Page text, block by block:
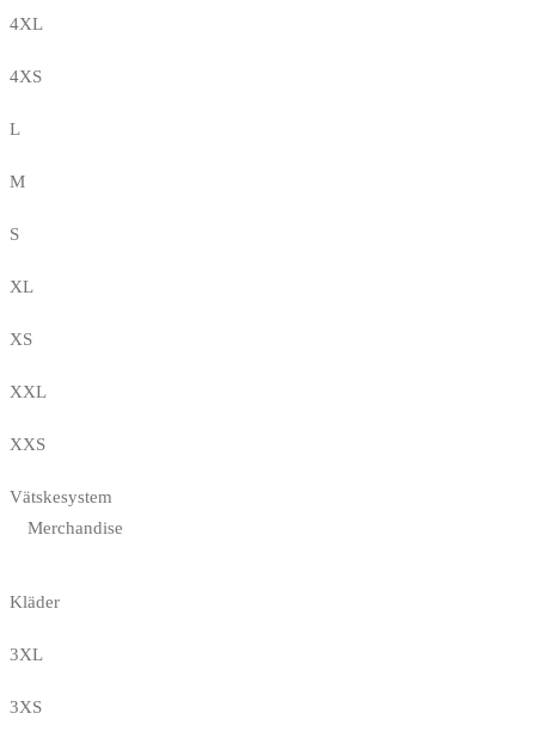
4XL
4XS
L
M
S
XL
XS
XXL
XXS
Vätskesystem
Merchandise
Kläder
3XL
3XS